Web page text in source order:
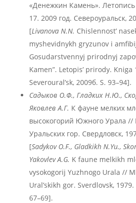
«Денежкин Камень».
17. 2009 год. Североуральск,
[Livanova N.N. Chislennost’
myshevidnykh gryzunov i
Gosudarstvennyj prirodnyj
Kamen”. Letopis’ prirody. Kniga
Severoural’sk, 2009б. S. 93–94].
Садыков О.Ф., Гладких Н.Ю.,
Яковлев А.Г. К фауне мелких
высокогорий Южного Урала
Уральских гор. Свердловск,
[Sadykov O.F., Gladkikh N.Yu.,
Yakovlev A.G. K faune melkikh
vysokogorij Yuzhnogo Urala //
Ural’skikh gor.
67–69].